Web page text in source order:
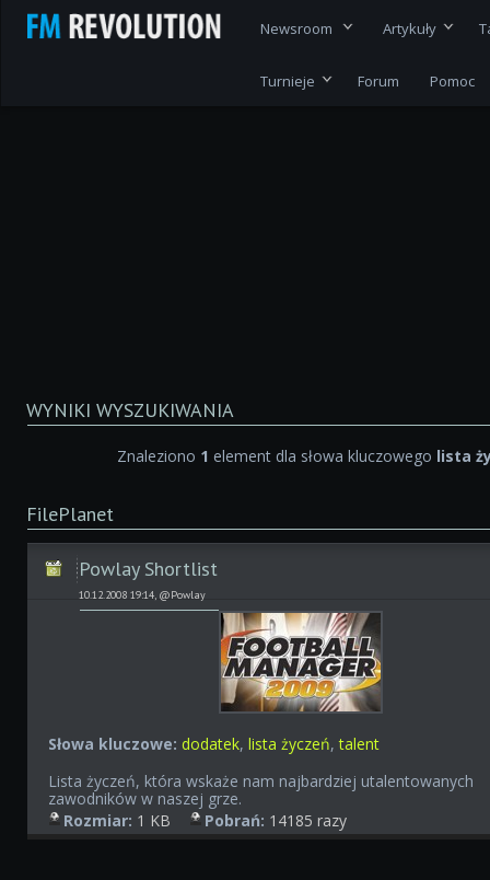
Newsroom Artykuły
Turnieje Forum Pomoc
WYNIKI WYSZUKIWANIA
Znaleziono 1 element dla słowa kluczowego lista
FilePlanet
Powlay Shortlist
10.12.2008 19:14, @Powlay
Słowa kluczowe: dodatek,lista życzeń,talent
Lista życzeń, która wskaże nam najbardziej utalentowanych
zawodników w naszej grze.
Rozmiar: 1 KB Pobrań: 14185 razy